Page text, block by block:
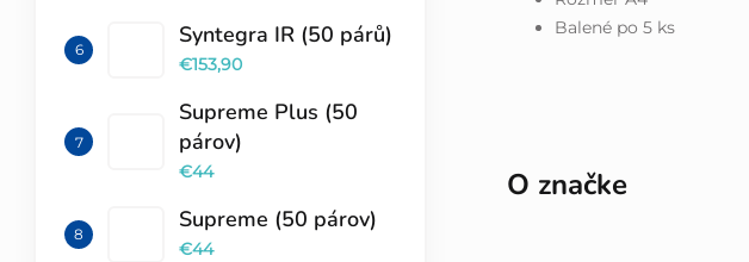
Syntegra IR (50 párů)
€153,90
Supreme Plus (50
párov)
€44
Supreme (50 párov)
€44
Balené po 5 ks
O značke